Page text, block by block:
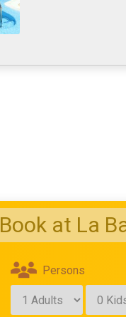
Book at La
Persons